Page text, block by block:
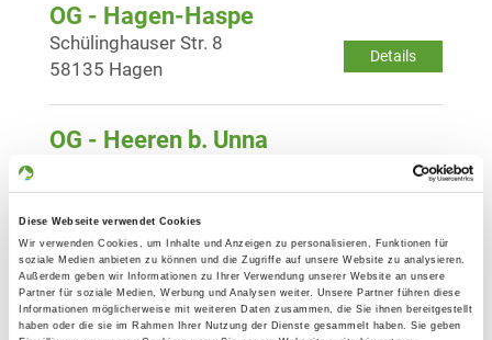
Diese Webseite verwendet Cookies
Wir verwenden Cookies, um Inhalte und Anzeigen zu personalisieren, Funktionen für
soziale Medien anbieten zu können und die Zugriffe auf unsere Website zu analysieren.
Außerdem geben wir Informationen zu Ihrer Verwendung unserer Website an unsere
Partner für soziale Medien, Werbung und Analysen weiter. Unsere Partner führen diese
Informationen möglicherweise mit weiteren Daten zusammen, die Sie ihnen bereitgestellt
haben oder die sie im Rahmen Ihrer Nutzung der Dienste gesammelt haben. Sie geben
OG - Hagen-Haspe
Details
Schülinghauser Str. 8
58135 Hagen
OG - Heeren b. Unna
Details
59174 Kamen
OG - Herbede und Umgebung 1947
e.V.
Details
Kattenjagd 23